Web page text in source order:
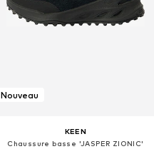
Nouveau
KEEN
Chaussure basse 'JASPER ZIONIC'